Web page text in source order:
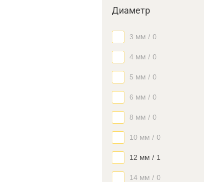
Диаметр
3 мм / 0
4 мм / 0
5 мм / 0
6 мм / 0
8 мм / 0
10 мм / 0
12 мм / 1
14 мм / 0